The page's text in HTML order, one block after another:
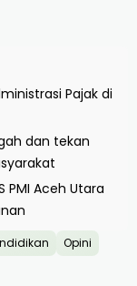
Pajak di
dan tekan
PMI Aceh Utara
Opini